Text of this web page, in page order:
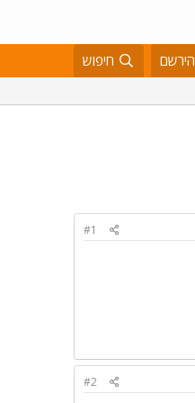
הירשם חיפוש
#1
#2